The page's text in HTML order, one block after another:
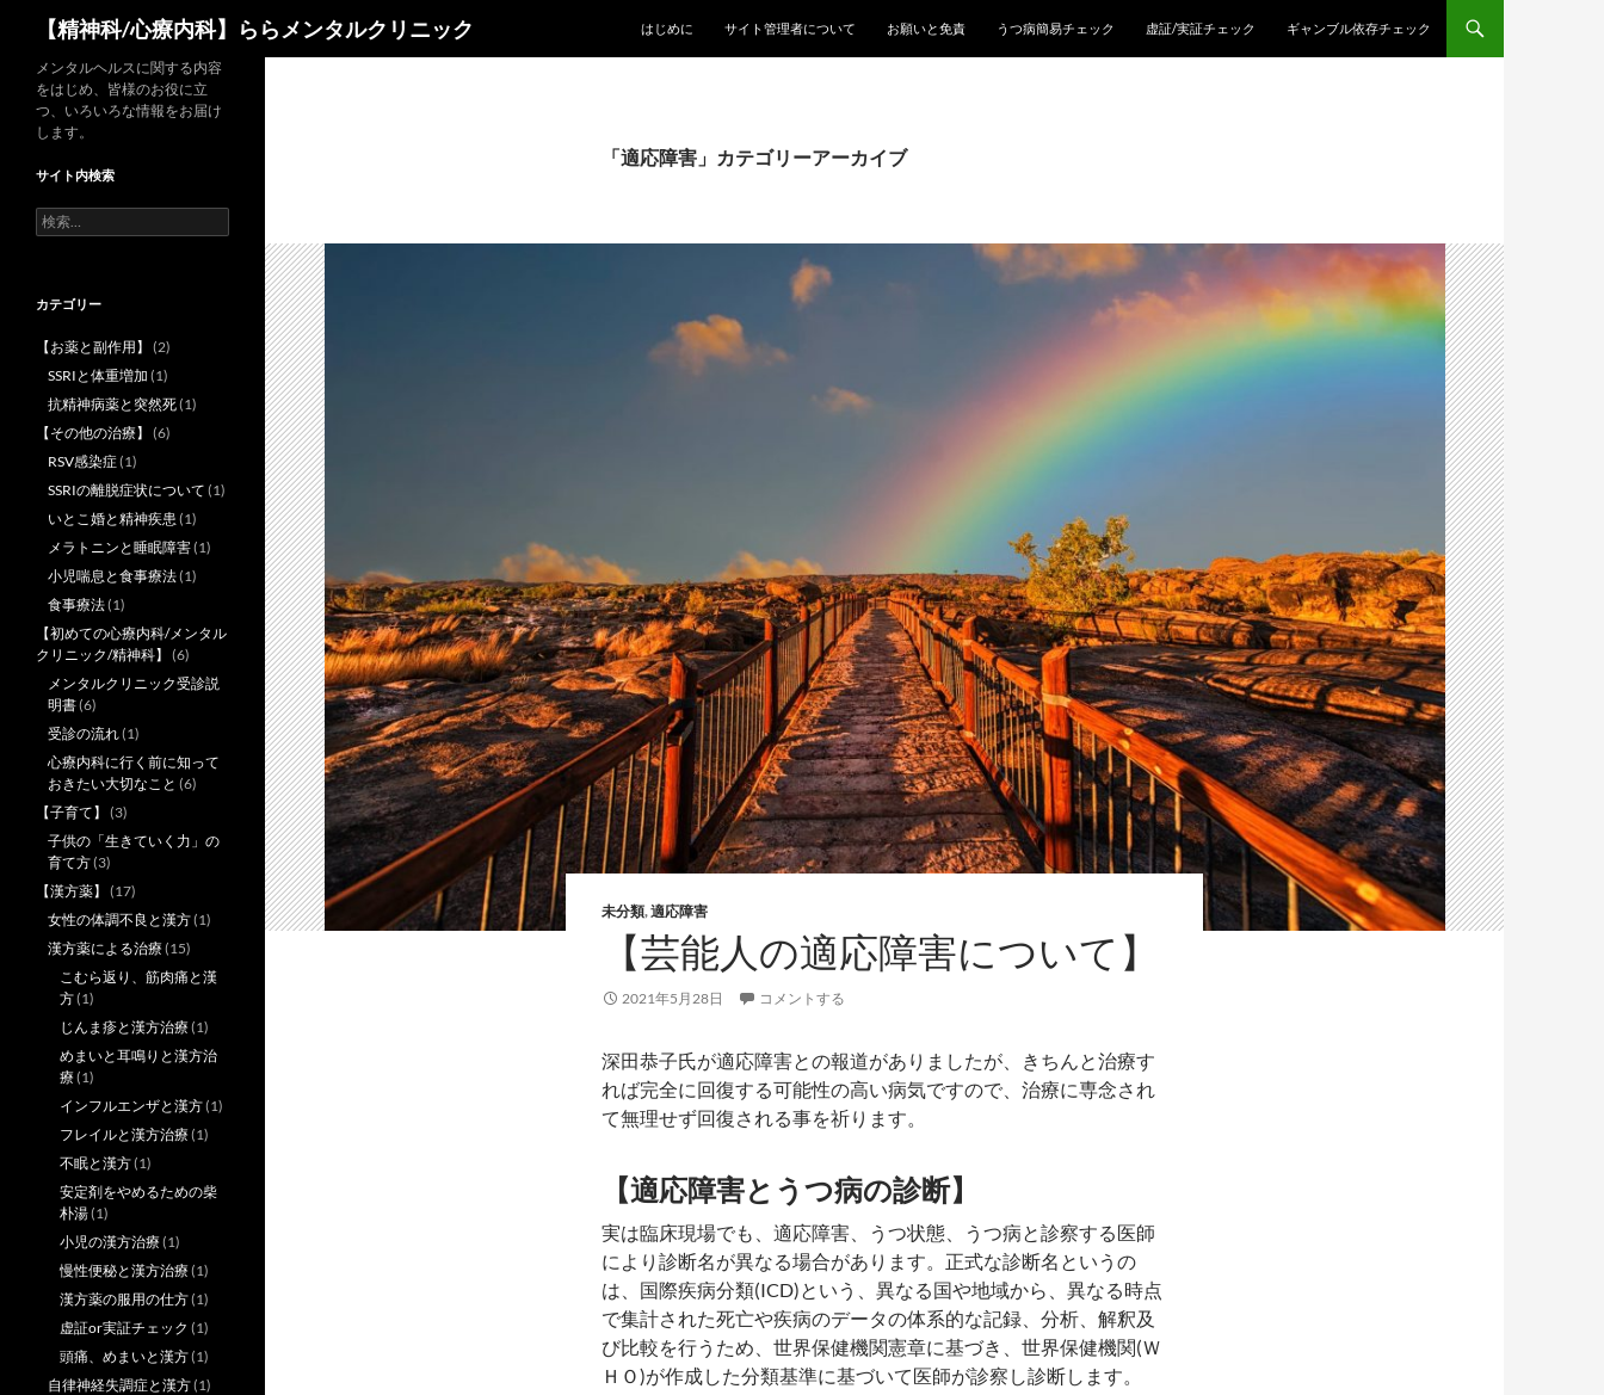
【精神科/心療内科】ららメンタルクリニック はじめに サイト管理者について お願いと免責 うつ病簡易チェック 虚証/実証チェック ギャンブル依存チェック
「適応障害」カテゴリーアーカイブ
未分類,適応障害
【芸能人の適応障害について】
2021年5月28日 コメントする
深田恭子氏が適応障害との報道がありましたが、きちんと治療す
れば完全に回復する可能性の高い病気ですので、治療に専念され
て無理せず回復される事を祈ります。
【適応障害とうつ病の診断】
実は臨床現場でも、適応障害、うつ状態、うつ病と診察する医師
により診断名が異なる場合があります。正式な診断名というの
は、国際疾病分類(ICD)という、異なる国や地域から、異なる時点
で集計された死亡や疾病のデータの体系的な記録、分析、解釈及
び比較を行うため、世界保健機関憲章に基づき、世界保健機関(Ｗ
ＨＯ)が作成した分類基準に基づいて医師が診察し診断します。
メンタルヘルスに関する内容
をはじめ、皆様のお役に立
つ、いろいろな情報をお届け
します。
サイト内検索
検
索:
カテゴリー
【お薬と副作用】
(2)
SSRIと体重増加 (1)
抗精神病薬と突然死(1)
【その他の治療】
(6)
RSV感染症(1)
SSRIの離脱症状について (1)
いとこ婚と精神疾患 (1)
メラトニンと睡眠障害(1)
小児喘息と食事療法(1)
食事療法(1)
【初めての心療内科/メンタル
クリニック/精神科】
(6)
メンタルクリニック受診説
明書(6)
受診の流れ(1)
心療内科に行く前に知って
おきたい大切なこと (6)
【子育て】
(3)
子供の「生きていく力」の
育て方(3)
【漢方薬】
(17)
女性の体調不良と漢方(1)
漢方薬による治療(15)
こむら返り、筋肉痛と漢
方(1)
じんま疹と漢方治療(1)
めまいと耳鳴りと漢方治
療(1)
インフルエンザと漢方(1)
フレイルと漢方治療(1)
不眠と漢方(1)
安定剤をやめるための柴
朴湯(1)
小児の漢方治療(1)
慢性便秘と漢方治療(1)
漢方薬の服用の仕方(1)
虚証or実証チェック (1)
頭痛、めまいと漢方(1)
自律神経失調症と漢方(1)